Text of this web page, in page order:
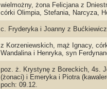
wielmożny, żona Felicjana z
córki Olimpia, Stefania, Narcyza,
c. Fryderyka i Joanny z
z Korzeniewskich, mąż Ignacy,
Wandalina i Henryka, syn
poz. ż. Krystynę z Boreckich, 4s.
(żonaci) i Emeryka i Piotra
poch: 09.12.